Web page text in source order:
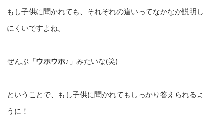
もし子供に聞かれても、それぞれの違いってなかなか説明し
にくいですよね。
ぜんぶ「ウホウホ♪ 」みたいな(笑)
ということで、もし子供に聞かれてもしっかり答えられるよ
うに！